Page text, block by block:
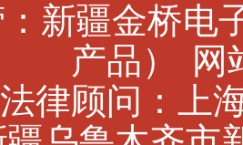
新疆金桥电
产品）
网
律顾问：上